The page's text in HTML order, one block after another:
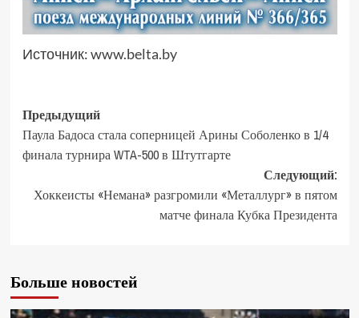
Источник:www.belta.by
Предыдущий
Паула Бадоса стала соперницей Арины Соболенко в 1/4
финала турнира WTA-500 в Штутгарте
Следующий:
Хоккеисты «Немана» разгромили «Металлург» в пятом
матче финала Кубка Президента
Больше новостей